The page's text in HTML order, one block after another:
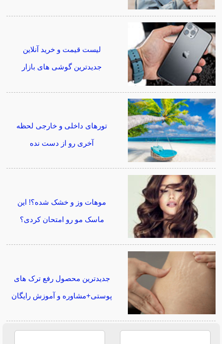
لیست قیمت و خرید آنلاین
جدیدترین گوشی های بازار
تورهای داخلی و خارجی لحظه
آخری رو از دست نده
موهات وز و خشک شده؟! این
ماسک مو رو امتحان کردی؟
جدیدترین محصول رفع ترک های
پوستی+مشاوره و آموزش رایگان